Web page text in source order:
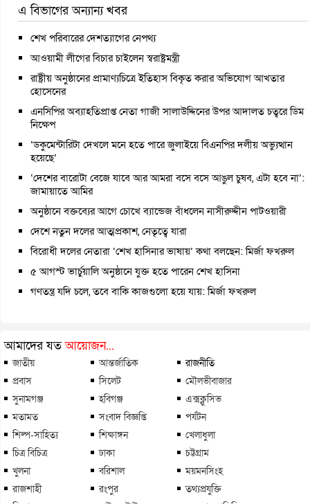
এ বিভাগের অন্যান্য খবর
শেখ পরিবারের দেশত্যাগের নেপথ্য
আওয়ামী লীগের বিচার চাইলেন স্বরাষ্ট্রমন্ত্রী
রাষ্ট্রীয় অনুষ্ঠানের প্রামাণ্যচিত্রে ইতিহাস বিকৃত করার অভিযোগ আখতার
হোসেনের
এনসিপির অব্যাহতিপ্রাপ্ত নেতা গাজী সালাউদ্দিনের উপর আদালত চত্বরে ডিম
নিক্ষেপ
‘ডকুমেন্টারিটা দেখলে মনে হতে পারে জুলাইয়ে বিএনপির দলীয় অভ্যুত্থান
হয়েছে’
‘দেশের বারোটা বেজে যাবে আর আমরা বসে বসে আঙুল চুষব, এটা হবে না’:
জামায়াতে আমির
অনুষ্ঠানে বক্তব্যের আগে চোখে ব্যান্ডেজ বাঁধলেন নাসীরুদ্দীন পাটওয়ারী
দেশে নতুন দলের আত্মপ্রকাশ, নেতৃত্বে যারা
বিরোধী দলের নেতারা ‘শেখ হাসিনার ভাষায়’ কথা বলছেন: মির্জা ফখরুল
৫ আগস্ট ভার্চুয়ালি অনুষ্ঠানে যুক্ত হতে পারেন শেখ হাসিনা
গণতন্ত্র যদি চলে, তবে বাকি কাজগুলো হয়ে যায়: মির্জা ফখরুল
আমাদের যতআয়োজন...
জাতীয় আন্তর্জাতিক
রাজনীতি
প্রবাস
সিলেট
মৌলভীবাজার
সুনামগঞ্জ
হবিগঞ্জ
এক্সক্লুসিভ
মতামত
সংবাদ বিজ্ঞপ্তি
পর্যটন
শিল্প-সাহিত্য
শিক্ষাঙ্গন
খেলাধুলা
চিত্র বিচিত্র
ঢাকা
চট্টগ্রাম
খুলনা
বরিশাল
ময়মনসিংহ
রাজশাহী
রংপুর
তথ্যপ্রযুক্তি